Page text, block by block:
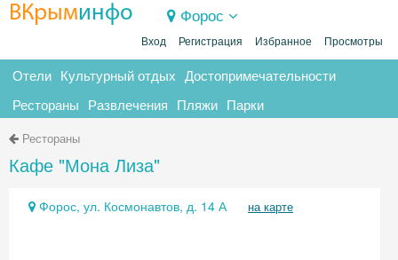
ВКрыминфо Форос
Вход Регистрация Избранное Просмотры
Отели Культурный отдых Достопримечательности
Рестораны Развлечения Пляжи Парки
Рестораны
Кафе "Мона Лиза"
Форос, ул. Космонавтов, д. 14 А на карте